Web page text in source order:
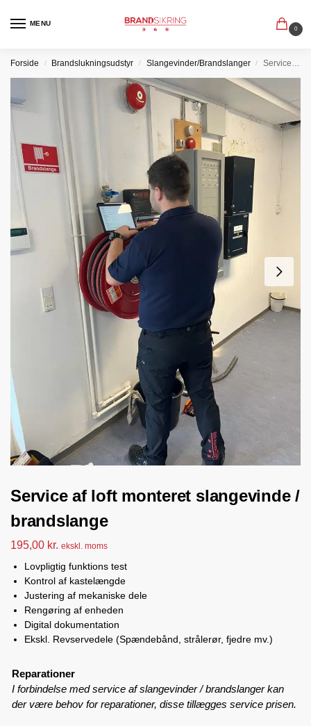
MENU
0
Forside / Brandslukningsudstyr / Slangevinder/Brandslanger / Service af loft monteret slangevinde / brandslange
Service af loft monteret slangevinde /
brandslange
195,00 kr. ekskl. moms
Lovpligtig funktions test
Kontrol af kastelængde
Justering af mekaniske dele
Rengøring af enheden
Digital dokumentation
Ekskl. Revservedele (Spændebånd, strålerør, fjedre mv.)
Reparationer
I forbindelse med service af slangevinder / brandslanger kan
der være behov for reparationer, disse tillægges service prisen.